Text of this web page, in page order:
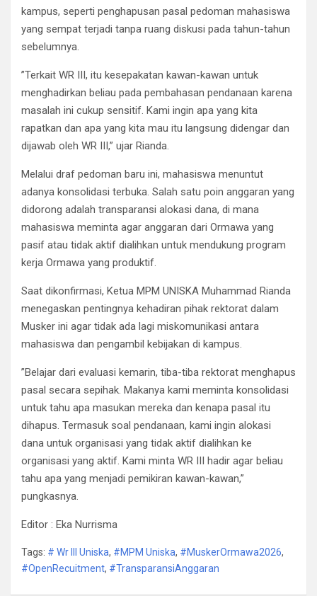
kampus, seperti penghapusan pasal pedoman mahasiswa
yang sempat terjadi tanpa ruang diskusi pada tahun-tahun
sebelumnya.
​”Terkait WR III, itu kesepakatan kawan-kawan untuk
menghadirkan beliau pada pembahasan pendanaan karena
masalah ini cukup sensitif. Kami ingin apa yang kita
rapatkan dan apa yang kita mau itu langsung didengar dan
dijawab oleh WR III,” ujar Rianda.
​Melalui draf pedoman baru ini, mahasiswa menuntut
adanya konsolidasi terbuka. Salah satu poin anggaran yang
didorong adalah transparansi alokasi dana, di mana
mahasiswa meminta agar anggaran dari Ormawa yang
pasif atau tidak aktif dialihkan untuk mendukung program
kerja Ormawa yang produktif.
​Saat dikonfirmasi, Ketua MPM UNISKA Muhammad Rianda
menegaskan pentingnya kehadiran pihak rektorat dalam
Musker ini agar tidak ada lagi miskomunikasi antara
mahasiswa dan pengambil kebijakan di kampus.
​”Belajar dari evaluasi kemarin, tiba-tiba rektorat menghapus
pasal secara sepihak. Makanya kami meminta konsolidasi
untuk tahu apa masukan mereka dan kenapa pasal itu
dihapus. Termasuk soal pendanaan, kami ingin alokasi
dana untuk organisasi yang tidak aktif dialihkan ke
organisasi yang aktif. Kami minta WR III hadir agar beliau
tahu apa yang menjadi pemikiran kawan-kawan,”
pungkasnya.
Editor : Eka Nurrisma
Tags: # Wr lll Uniska, #MPM Uniska, #MuskerOrmawa2026,
#OpenRecuitment, #TransparansiAnggaran